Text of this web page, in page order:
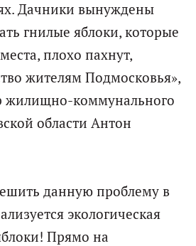
Дачники вынуждены
гнилые яблоки, которые
плохо пахнут,
жителям Подмосковья»,
жилищно-коммунального
области Антон
данную проблему в
экологическая
Прямо на